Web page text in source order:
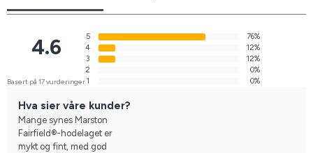
4.6
Basert på 17 vurderinger
5
76%
4
12%
3
12%
2
0%
1
0%
Hva sier våre kunder?
Mange synes Marston
Fairfield®-hodelaget er
mykt og fint, med god